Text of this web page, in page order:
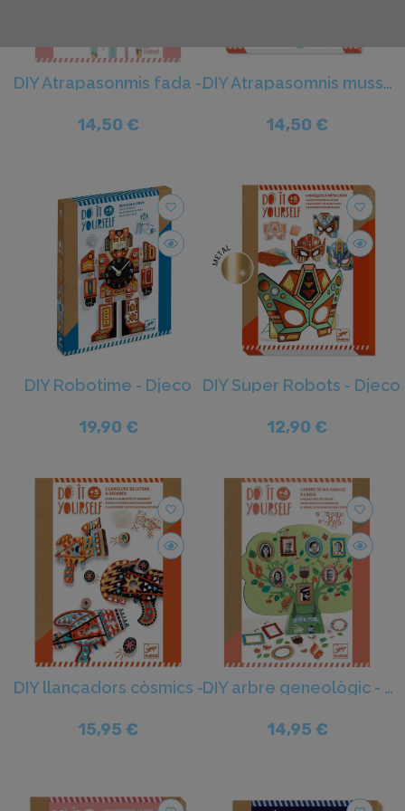
DIY Atrapasonmis fada - Djeco
14,50 €
DIY Atrapasomnis mussol - Djeco
14,50 €
favorite_border
DIY Robotime - Djeco
19,90 €
favorite_border
DIY Super Robots - Djeco
12,90 €
favorite_border
DIY llançadors còsmics - Djeco
15,95 €
favorite_border
DIY arbre geneològic - Djeco
14,95 €